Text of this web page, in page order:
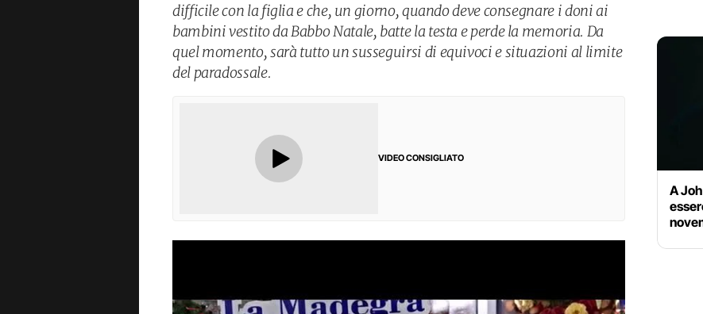
difficile con la figlia e che, un giorno, quando deve consegnare i doni ai
bambini vestito da Babbo Natale, batte la testa e perde la memoria. Da
quel momento, sarà tutto un susseguirsi di equivoci e situazioni al limite
del paradossale.
VIDEO CONSIGLIATO
A